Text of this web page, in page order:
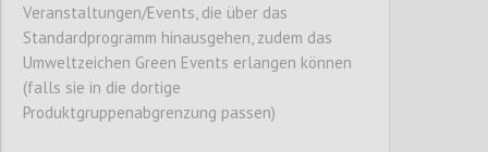
Veranstaltungen/Events, die über das
Standardprogramm hinausgehen, zudem das
Umweltzeichen Green Events erlangen können
(falls sie in die dortige
Produktgruppenabgrenzung passen)